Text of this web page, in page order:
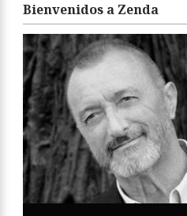
Bienvenidos a Zenda